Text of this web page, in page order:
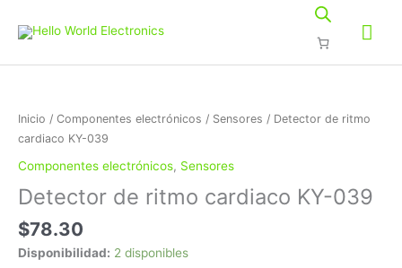
Inicio / Componentes electrónicos / Sensores / Detector de ritmo
cardiaco KY-039
Componentes electrónicos, Sensores
Detector de ritmo cardiaco KY-039
$78.30
Disponibilidad: 2 disponibles
ritmo
cardiaco
039
cantidad